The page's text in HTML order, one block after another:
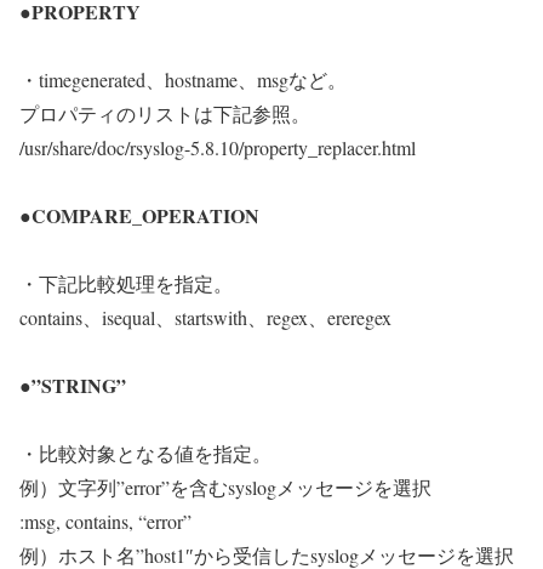
●PROPERTY
・timegenerated、hostname、msgなど。
プロパティのリストは下記参照。
/usr/share/doc/rsyslog-5.8.10/property_replacer.html
●COMPARE_OPERATION
・下記比較処理を指定。
contains、isequal、startswith、regex、ereregex
●”STRING”
・比較対象となる値を指定。
例）文字列”error”を含むsyslogメッセージを選択
:msg, contains, “error”
例）ホスト名”host1″から受信したsyslogメッセージを選択